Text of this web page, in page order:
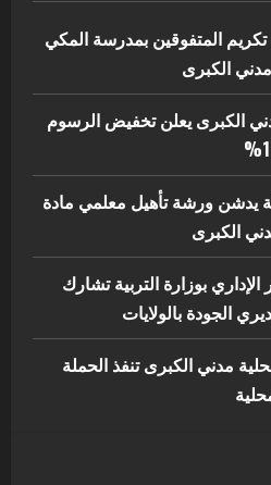
تكريم المتفوقين بمدرسة المكي
الكبرى
الكبرى يعلن تخفيض الرسوم
يدشن ورشة تأهيل معلمي مادة
الكبرى
بوزارة التربية تشارك
الجودة بالولايات
مدني الكبرى تنفذ الحملة